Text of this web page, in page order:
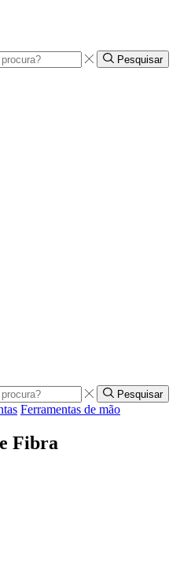
Pesquisar
Pesquisar
Ferramentas de mão
Fibra